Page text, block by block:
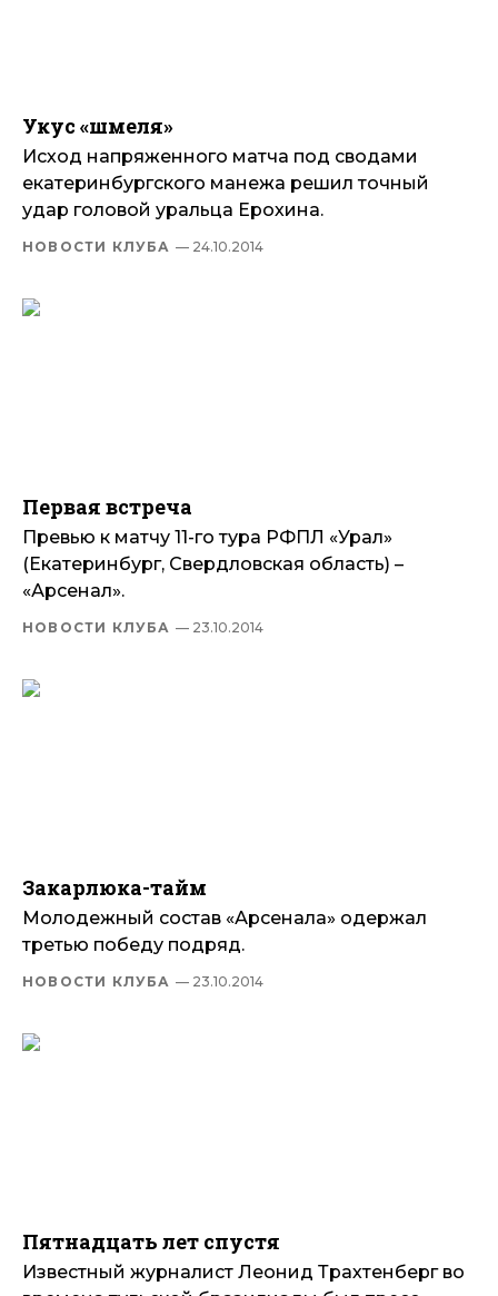
Укус «шмеля»
Исход напряженного матча под сводами
екатеринбургского манежа решил точный
удар головой уральца Ерохина.
НОВОСТИ КЛУБА — 24.10.2014
Первая встреча
Превью к матчу 11-го тура РФПЛ «Урал»
(Екатеринбург, Свердловская область) –
«Арсенал».
НОВОСТИ КЛУБА — 23.10.2014
Закарлюка-тайм
Молодежный состав «Арсенала» одержал
третью победу подряд.
НОВОСТИ КЛУБА — 23.10.2014
Пятнадцать лет спустя
Известный журналист Леонид Трахтенберг во